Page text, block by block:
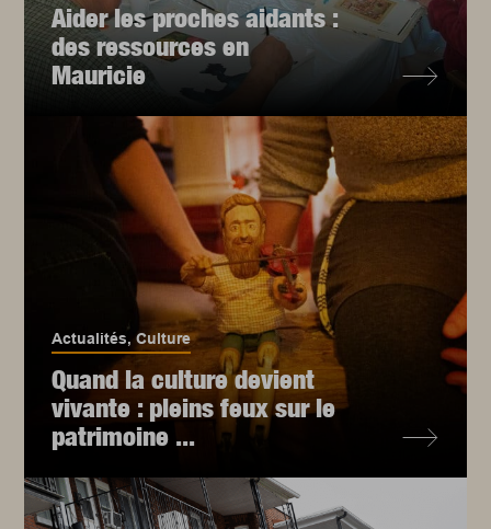
Aider les proches aidants :
des ressources en
Mauricie
Actualités,Culture
Quand la culture devient
vivante : pleins feux sur le
patrimoine ...